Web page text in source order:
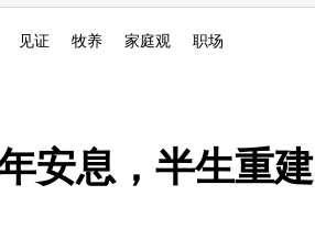
见证 牧养 家庭观 职场
安息，半生重建